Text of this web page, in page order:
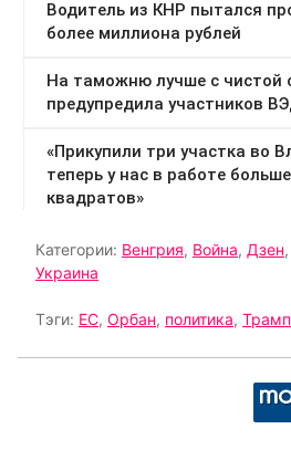
Категории: Венгрия, Война, Дзен,
Украина
Тэги: ЕС, Орбан, политика, Трамп